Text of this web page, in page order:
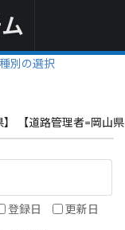
別の選択
】 【道路管理者=岡山
登録日 更新日